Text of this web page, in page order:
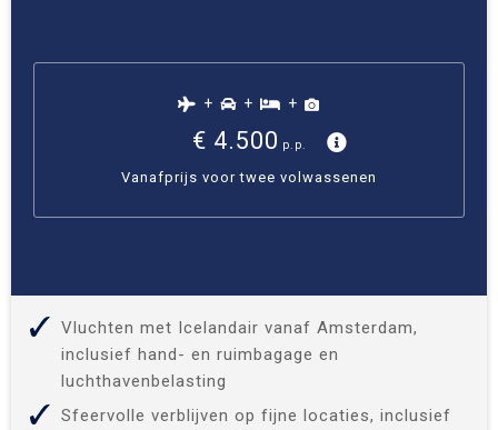
+ + +
€ 4.500 p.p.
Vanafprijs voor twee volwassenen
Vluchten met Icelandair vanaf Amsterdam,
inclusief hand- en ruimbagage en
luchthavenbelasting
Sfeervolle verblijven op fijne locaties, inclusief